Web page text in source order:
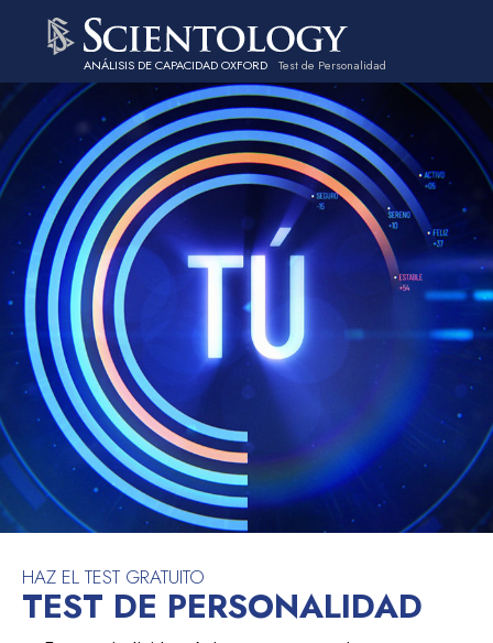
ANÁLISIS DE CAPACIDAD OXFORD Test de Personalidad
HAZ EL TEST GRATUITO
TEST DE PERSONALIDAD